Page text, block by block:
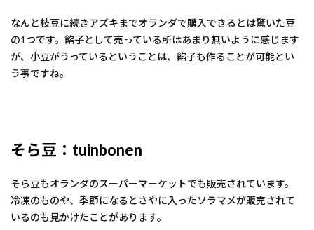
なんと枝豆に続きアズキまでオランダで購入できるとは驚いた豆
の1つです。餡子として売っている所はあまり無いように感じます
が、小豆がうっているということは、餡子も作ることが可能とい
う事ですね。
そら豆：tuinbonen
そら豆もオランダのスーパーマーケットでも販売されています。
冷凍のものや、季節になるとさやに入ったソラマメが販売されて
いるのも見かけたことがあります。